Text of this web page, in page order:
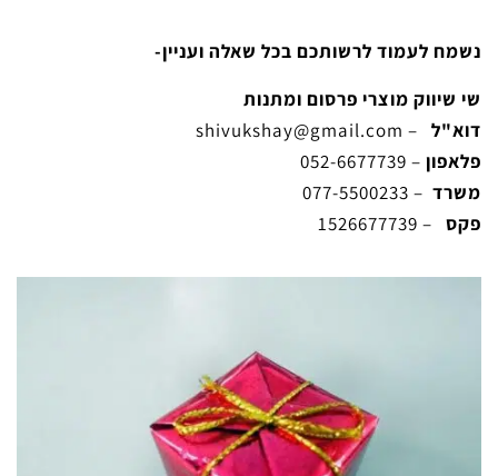
נשמח לעמוד לרשותכם בכל שאלה ועניין-
שי שיווק מוצרי פרסום ומתנות
דוא"ל –
shivukshay@gmail.com
פלאפון – 052-6677739
משרד – 077-5500233
פקס – 1526677739